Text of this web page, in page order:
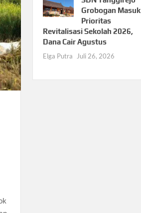
Grobogan Masuk
Prioritas
Revitalisasi Sekolah 2026,
Dana Cair Agustus
Elga Putra Juli 26, 2026